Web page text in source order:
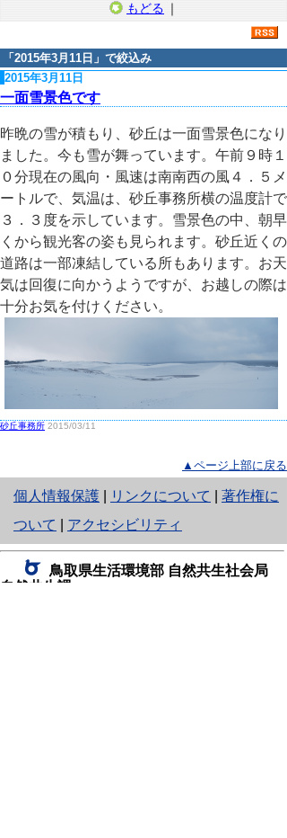
もどる ｜
「 2015年3月11日 」で絞込み
2015年3月11日
一面雪景色です
昨晩の雪が積もり、砂丘は一面雪景色になり
ました。今も雪が舞っています。午前９時１
０分現在の風向・風速は南南西の風４．５メ
ートルで、気温は、砂丘事務所横の温度計で
３．３度を示しています。雪景色の中、朝早
くから観光客の姿も見られます。砂丘近くの
道路は一部凍結している所もあります。お天
気は回復に向かうようですが、お越しの際は
十分お気を付けください。
砂丘事務所 2015/03/11
▲ページ上部に戻る
個人情報保護
と
り
ネ
ッ
リンクについて
著作権に
ついて
アクセシビリティ
鳥取県生活環境部 自然共生社会局
自然共生課